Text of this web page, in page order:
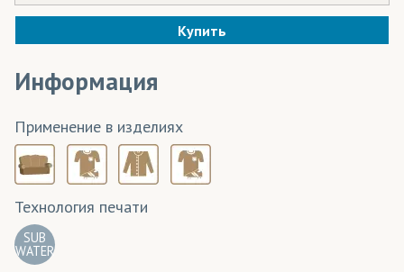
Купить
Информация
Применение в изделиях
Технология печати
SUB
WATER